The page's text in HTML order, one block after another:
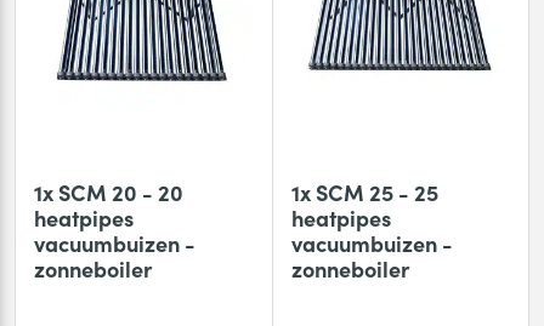
1x SCM 20 - 20
heatpipes
vacuumbuizen -
zonneboiler
1x SCM 25 - 25
heatpipes
vacuumbuizen -
zonneboiler